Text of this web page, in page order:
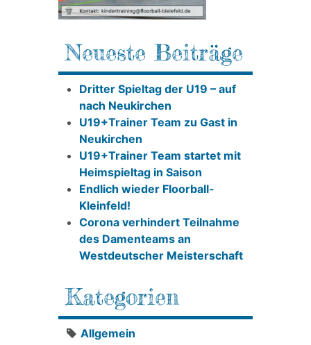
Neueste Beiträge
Dritter Spieltag der U19 – auf
nach Neukirchen
U19+Trainer Team zu Gast in
Neukirchen
U19+Trainer Team startet mit
Heimspieltag in Saison
Endlich wieder Floorball-
Kleinfeld!
Corona verhindert Teilnahme
des Damenteams an
Westdeutscher Meisterschaft
Kategorien
Allgemein